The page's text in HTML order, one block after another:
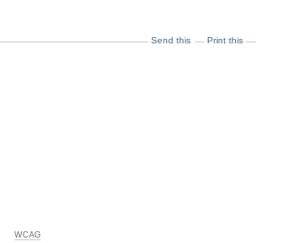
Send this Print this
WCAG